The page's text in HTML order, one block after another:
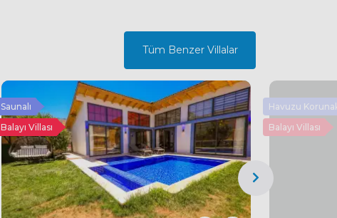
Tüm Benzer Villalar
Saunalı
Balayı Villası
Havuzu
Balayı Villası